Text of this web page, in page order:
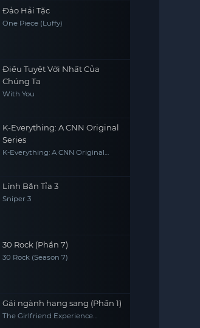
Đảo Hải Tặc
One Piece (Luffy)
Điều Tuyệt Vời Nhất Của
Chúng Ta
With You
K-Everything: A CNN Original
Series
K-Everything: A CNN Original
Lính Bắn Tỉa 3
Sniper 3
30 Rock (Phần 7)
30 Rock (Season 7)
Gái ngành hạng sang (Phần 1)
The Girlfriend Experience